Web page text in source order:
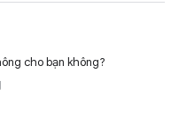
cho bạn không?